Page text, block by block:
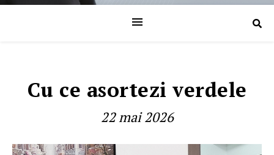
Cu ce asortezi verdele
22 mai 2026